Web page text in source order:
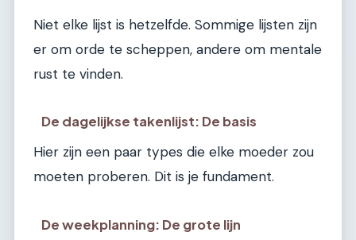
Niet elke lijst is hetzelfde. Sommige lijsten zijn
er om orde te scheppen, andere om mentale
rust te vinden.
De dagelijkse takenlijst: De basis
Hier zijn een paar types die elke moeder zou
moeten proberen. Dit is je fundament.
De weekplanning: De grote lijn